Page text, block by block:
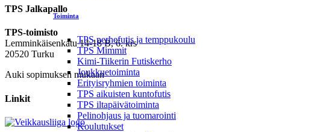
Toiminta
TPS perhefutis ja temppukoulu
TPS Mimmit
Kimi-Tiikerin Futiskerho
Joukkuetoiminta
Erityisryhmien toiminta
TPS aikuisten kuntofutis
TPS iltapäivätoiminta
Pelinohjaus ja tuomarointi
Koulutukset
TPS Jalkapallo
TPS-toimisto
Lemminkäisenkatu 14-18 B, 6. krs
20520 Turku
Auki sopimuksen mukaan
Linkit